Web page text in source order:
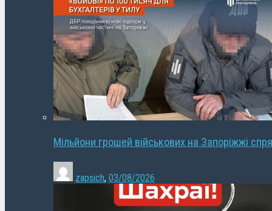
Мільйони грошей військових на Запоріжжі
zapsich, 03/08/2026